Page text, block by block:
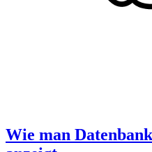
Wie man